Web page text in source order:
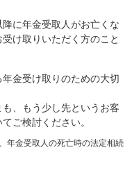
に年金受取人がお亡くな
け取りいただく方のこと
金受け取りのための大切
、もう少し先というお客
ご検討ください。
年金受取人の死亡時の法定相続